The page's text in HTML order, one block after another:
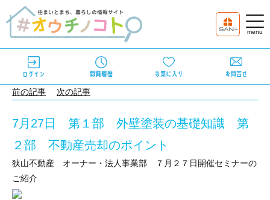
前の記事 次の記事
7月27日 第１部 外壁塗装の基礎知識 第
２部 不動産売却のポイント
狭山不動産 オーナー・法人事業部 ７月２７日開催セミナーの
ご紹介